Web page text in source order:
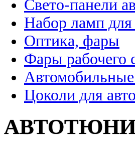
Свето-панели
Набор ламп для
Оптика, фары
Фары рабочего
Автомобильные
Цоколи для